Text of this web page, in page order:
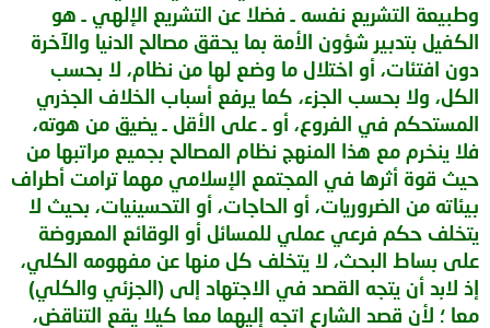
وطبيعة التشريع نفسه ـ فضلا عن التشريع الإلهي ـ هو
الكفيل بتدبير شؤون الأمة بما يحقق مصالح الدنيا والآخرة
دون افتئات، أو اختلال ما وضع لها من نظام، لا بحسب
الكل، ولا بحسب الجزء، كما يرفع أسباب الخلاف الجذري
المستحكم في الفروع، أو ـ على الأقل ـ يضيق من هوته،
فلا ينخرم مع هذا المنهج نظام المصالح بجميع مراتبها من
حيث قوة أثرها في المجتمع الإسلامي مهما ترامت أطراف
بيئاته من الضروريات، أو الحاجات، أو التحسينيات، بحيث لا
يتخلف حكم فرعي عملي للمسائل أو الوقائع المعروضة
على بساط البحث، لا يتخلف كل منها عن مفهومه الكلي،
إذ لابد أن يتجه القصد في الاجتهاد إلى (الجزئي والكلي)
معا ؛ لأن قصد الشارع اتجه إليهما معا كيلا يقع التناقض،